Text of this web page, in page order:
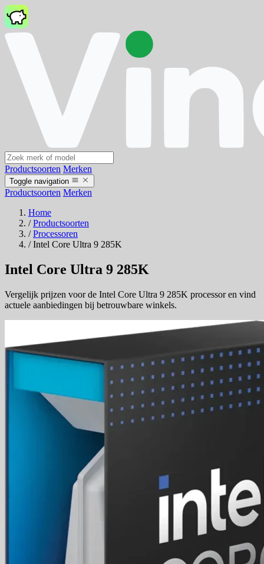
Productsoorten Merken
Toggle navigation
Productsoorten Merken
Home
/ Productsoorten
/ Processoren
/ Intel Core Ultra 9 285K
Intel Core Ultra 9 285K
Vergelijk prijzen voor de Intel Core Ultra 9 285K processor en vind
actuele aanbiedingen bij betrouwbare winkels.